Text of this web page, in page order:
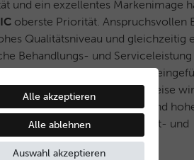
und ein exzellentes Markenimage
oberste Priorität. Anspruchsvollen
Qualitätsniveau und gleichzeitig
Behandlungs- und
selektives Vertriebssystem
Partner werden auf diese Weise
eine stets gleichbleibend
und ein innovatives Produkt- und
geboten wird.
Alle akzeptieren
Alle ablehnen
Auswahl akzeptieren